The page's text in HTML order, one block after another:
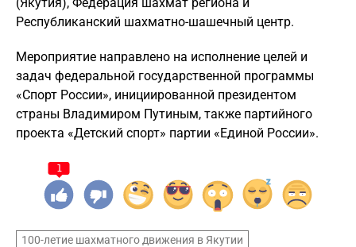
Республиканский шахматно-шашечный центр.
Мероприятие направлено на исполнение целей и
задач федеральной государственной программы
«Спорт России», инициированной президентом
страны Владимиром Путиным, также партийного
проекта «Детский спорт» партии «Единой России».
1
100-летие шахматного движения в Якутии